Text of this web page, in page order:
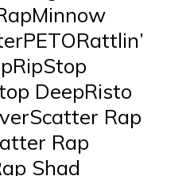
DeepRisto
Rap
Rap
Shad